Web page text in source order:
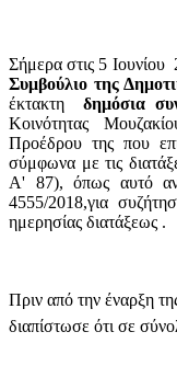
Σήμερα στις 5 Ιουνίου
Συμβούλιο της
έκτακτη
δημόσια
Κοινότητας
Προέδρου της που
σύμφωνα με τις
Α' 87), όπως αυτό
4555/2018,για
ημερησίας διατάξεως .
Πριν από την έναρξη
διαπίστωσε ότι σε